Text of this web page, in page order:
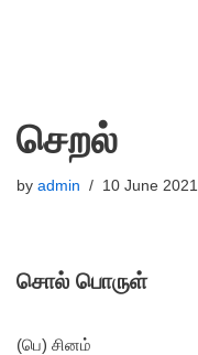
செறல்
by admin 10 June 2021
சொல் பொருள்
(பெ) சினம்